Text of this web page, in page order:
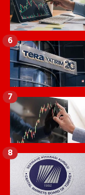
6
7
8